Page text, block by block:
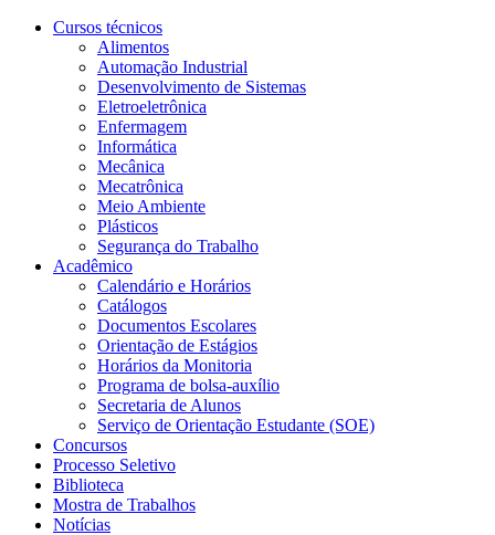
Cursos técnicos
Alimentos
Automação Industrial
Desenvolvimento de Sistemas
Eletroeletrônica
Enfermagem
Informática
Mecânica
Mecatrônica
Meio Ambiente
Plásticos
Segurança do Trabalho
Acadêmico
Calendário e Horários
Catálogos
Documentos Escolares
Orientação de Estágios
Horários da Monitoria
Programa de bolsa-auxílio
Secretaria de Alunos
Serviço de Orientação Estudante (SOE)
Concursos
Processo Seletivo
Biblioteca
Mostra de Trabalhos
Notícias